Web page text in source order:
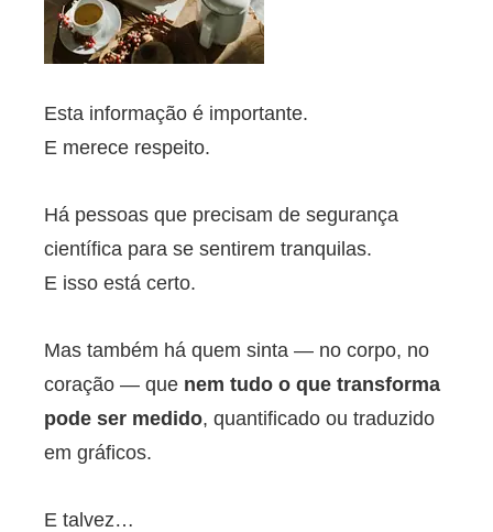
Esta informação é importante.
E merece respeito.
Há pessoas que precisam de segurança
científica para se sentirem tranquilas.
E isso está certo.
Mas também há quem sinta — no corpo, no
coração — que nem tudo o que transforma
pode ser medido, quantificado ou traduzido
em gráficos.
E talvez…